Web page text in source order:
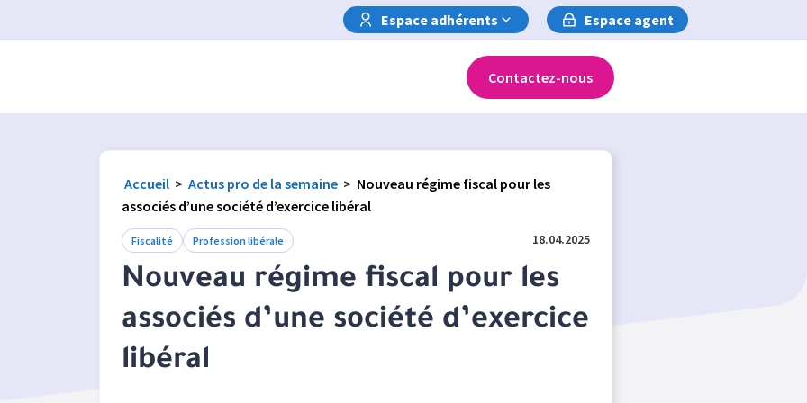
Espace adhérents
Espace agent
Contactez-nous
Accueil > Actus pro de la semaine > Nouveau régime fiscal pour les
associés d’une société d’exercice libéral
Fiscalité Profession libérale 18.04.2025
Nouveau régime fiscal pour les
associés d’une société d’exercice
libéral